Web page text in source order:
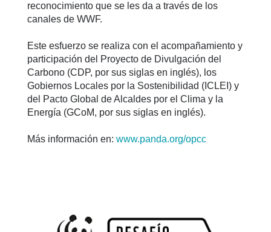
reconocimiento que se les da a través de los
canales de WWF.
Este esfuerzo se realiza con el acompañamiento y
participación del Proyecto de Divulgación del
Carbono (CDP, por sus siglas en inglés), los
Gobiernos Locales por la Sostenibilidad (ICLEI) y
del Pacto Global de Alcaldes por el Clima y la
Energía (GCoM, por sus siglas en inglés).
Más información en: www.panda.org/opcc